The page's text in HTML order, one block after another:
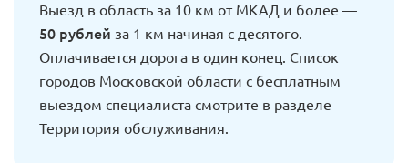
Выезд в область за 10 км от МКАД и более —
50 рублей за 1 км начиная с десятого.
Оплачивается дорога в один конец. Список
городов Московской области с бесплатным
выездом специалиста смотрите в разделе
Территория обслуживания.